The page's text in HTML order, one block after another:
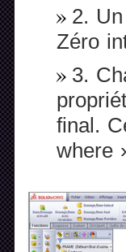
2.
Zéro
3.
final.
where